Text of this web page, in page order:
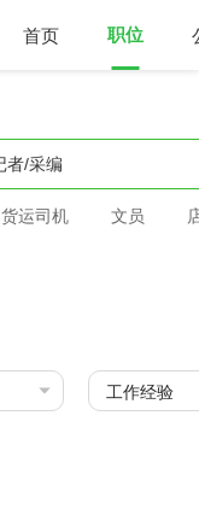
首页 职位
货运司机 文员
工作经验